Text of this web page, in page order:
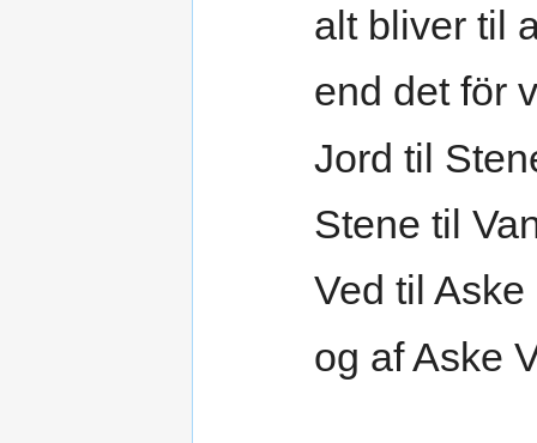
alt bliver til
end det för
Jord til
Stene til
Ved til Aske
og af Aske